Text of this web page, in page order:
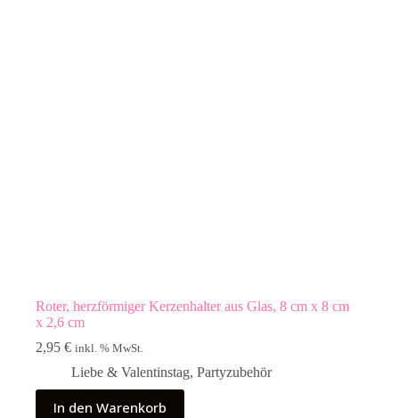
Roter, herzförmiger Kerzenhalter aus Glas, 8 cm x 8 cm
x 2,6 cm
2,95 € inkl. % MwSt.
Liebe & Valentinstag, Partyzubehör
In den Warenkorb